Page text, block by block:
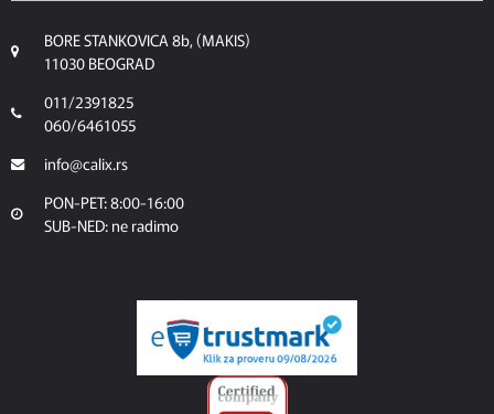
BORE STANKOVICA 8b, (MAKIS)
11030 BEOGRAD
011/2391825
060/6461055
info@calix.rs
PON-PET: 8:00-16:00
SUB-NED: ne radimo